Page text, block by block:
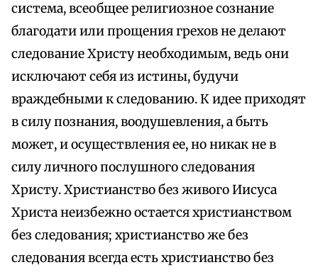
система, всеобщее религиозное сознание
благодати или прощения грехов не делают
следование Христу необходимым, ведь они
исключают себя из истины, будучи
враждебными к следованию. К идее приходят
в силу познания, воодушевления, а быть
может, и осуществления ее, но никак не в
силу личного послушного следования
Христу. Христианство без живого Иисуса
Христа неизбежно остается христианством
без следования; христианство же без
следования всегда есть христианство без